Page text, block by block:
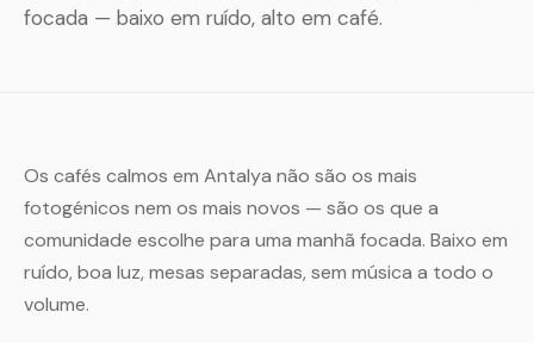
focada — baixo em ruído, alto em café.
Os cafés calmos em Antalya não são os mais
fotogénicos nem os mais novos — são os que a
comunidade escolhe para uma manhã focada. Baixo em
ruído, boa luz, mesas separadas, sem música a todo o
volume.